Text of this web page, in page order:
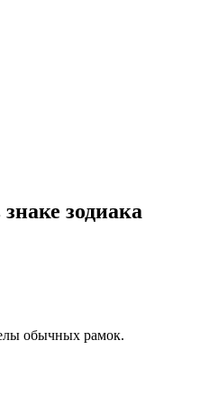
зодиака
обычных рамок.